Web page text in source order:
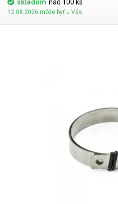
skladom nad 100 ks
12.08.2026 môže byť u Vás